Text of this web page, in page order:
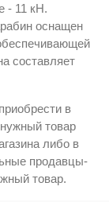
- 11 кН.
оснащен
составляет
в
товар
либо в
продавцы-
товар.